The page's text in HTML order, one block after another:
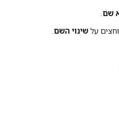
שם.
על שינוי השם.